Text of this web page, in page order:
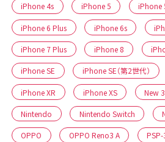
iPhone 4s iPhone 5 iPhone
iPhone 6 Plus iPhone 6s
iPhone 7 Plus iPhone 8
iPhone SE iPhone SE（第2世代）
iPhone XR iPhone XS New
Nintendo Nintendo Switch
OPPO OPPO Reno3 A